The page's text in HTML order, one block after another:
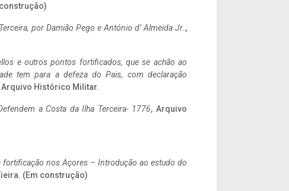
por Damião Pego e António d’ Almeida Jr.,
e outros pontos fortificados, que se achão ao
tem para a defeza do Pais, com declaração
Arquivo Histórico Militar.
a Costa da Ilha Terceira- 1776, Arquivo
fortificação nos Açores – Introdução ao estudo do
(Em construção)